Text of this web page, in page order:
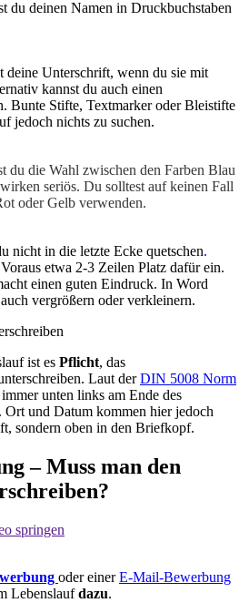
du deinen Namen in Druckbuchstaben
deine Unterschrift, wenn du sie mit
kannst du auch einen
Bunte Stifte, Textmarker oder Bleistifte
jedoch nichts zu suchen.
du die Wahl zwischen den Farben Blau
seriös. Du solltest auf keinen Fall
oder Gelb verwenden.
nicht in die letzte Ecke quetschen.
etwa 2-3 Zeilen Platz dafür ein.
einen guten Eindruck. In Word
vergrößern oder verkleinern.
ist es Pflicht, das
Laut derDIN 5008 Norm
unten links am Ende des
Ort und Datum kommen hier jedoch
sondern oben in den Briefkopf.
– Muss man den
springen
oder einerE-Mail-Bewerbung
Lebenslaufdazu.